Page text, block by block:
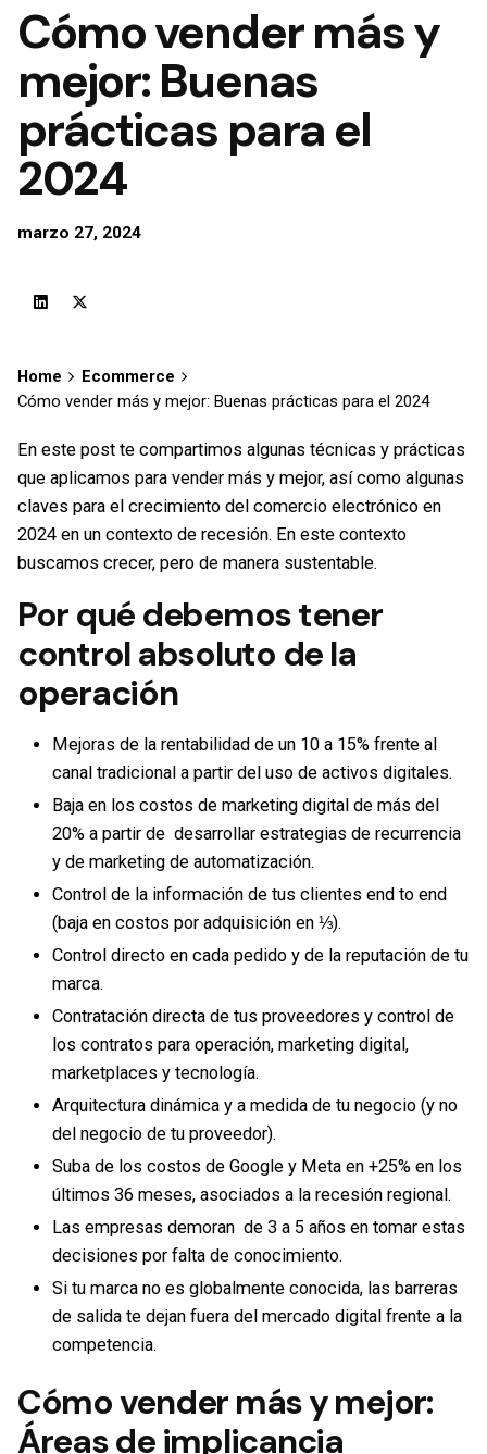
Cómo vender más y
mejor: Buenas
prácticas para el
2024
marzo 27, 2024
Home
Ecommerce
Cómo vender más y mejor: Buenas prácticas para el 2024
En este post te compartimos algunas técnicas y prácticas
que aplicamos para vender más y mejor, así como algunas
claves para el crecimiento del comercio electrónico en
2024 en un contexto de recesión. En este contexto
buscamos crecer, pero de manera sustentable.
Por qué debemos tener
control absoluto de la
operación
Mejoras de la rentabilidad de un 10 a 15% frente al
canal tradicional a partir del uso de activos digitales.
Baja en los costos de marketing digital de más del
20% a partir de desarrollar estrategias de recurrencia
y de marketing de automatización.
Control de la información de tus clientes end to end
(baja en costos por adquisición en ⅓).
Control directo en cada pedido y de la reputación de tu
marca.
Contratación directa de tus proveedores y control de
los contratos para operación, marketing digital,
marketplaces y tecnología.
Arquitectura dinámica y a medida de tu negocio (y no
del negocio de tu proveedor).
Suba de los costos de Google y Meta en +25% en los
últimos 36 meses, asociados a la recesión regional.
Las empresas demoran de 3 a 5 años en tomar estas
decisiones por falta de conocimiento.
Si tu marca no es globalmente conocida, las barreras
de salida te dejan fuera del mercado digital frente a la
competencia.
Cómo vender más y mejor:
Áreas de implicancia